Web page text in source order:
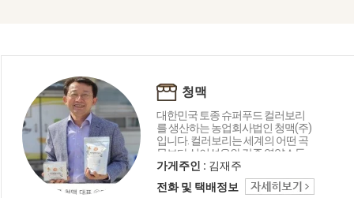
청맥
대한민국 토종 슈퍼푸드 컬러보리
를 생산하는 농업회사법인 청맥(주)
입니다. 컬러보리는 세계의 어떤 곡
물보다 식이섬유와 각종 영양소들
이 풍부하게 함유되어 있습니다.
GAP, HACCP 인증받은 시설을 갖추
고 있으며 식이섬유와 영양소를 살
가게주인 : 김재주
전화 및 택배정보